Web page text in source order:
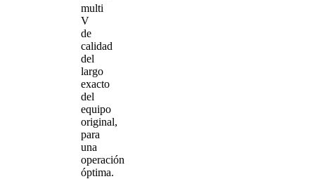
multi
V
de
calidad
del
largo
exacto
del
equipo
original,
para
una
operación
óptima.